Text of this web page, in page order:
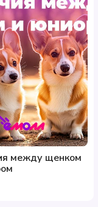
между щенком